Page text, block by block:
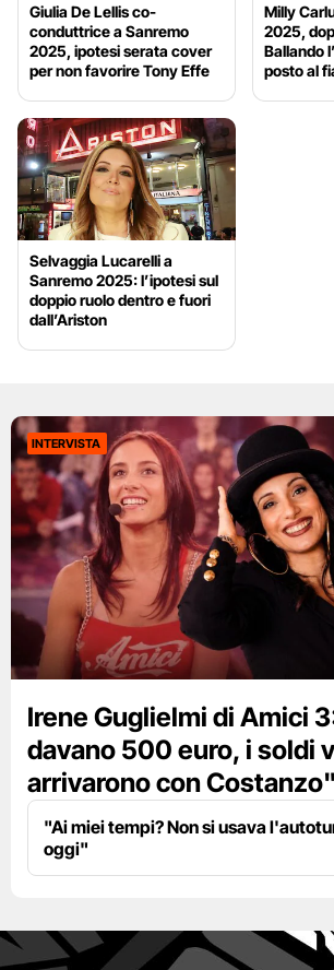
Giulia De Lellis co-
conduttrice a Sanremo
2025, ipotesi serata cover
per non favorire Tony Effe
Milly
2025,
Ballando
posto al
Selvaggia Lucarelli a
Sanremo 2025: l’ipotesi sul
doppio ruolo dentro e fuori
dall’Ariston
INTERVISTA
Irene Guglielmi di Amici
davano 500 euro, i soldi
arrivarono con Costanzo"
"Ai miei tempi? Non si usava
oggi"